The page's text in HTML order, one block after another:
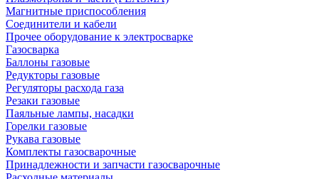
Магнитные приспособления
Соединители и кабели
Прочее оборудование к электросварке
Газосварка
Баллоны газовые
Редукторы газовые
Регуляторы расхода газа
Резаки газовые
Паяльные лампы, насадки
Горелки газовые
Рукава газовые
Комплекты газосварочные
Принадлежности и запчасти газосварочные